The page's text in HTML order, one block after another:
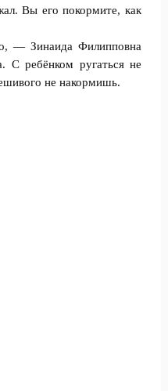
Вы его покормите, как
— Зинаида Филипповна
С ребёнком ругаться не
не накормишь.